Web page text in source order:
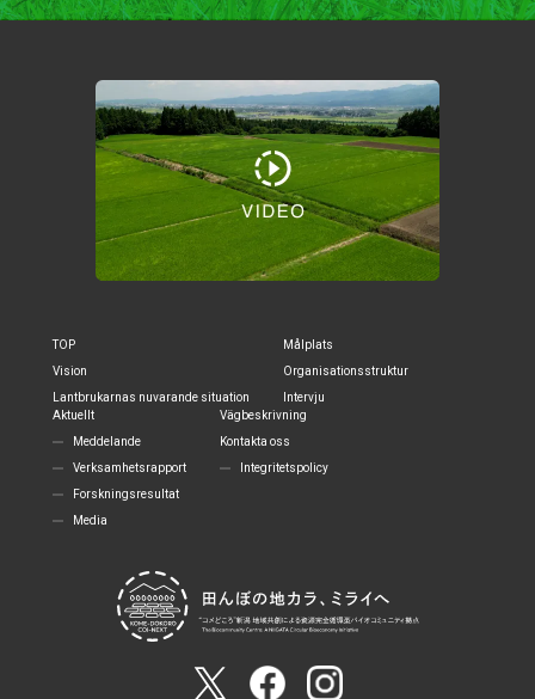
TOP
Vision
Lantbrukarnas nuvarande situation
Målplats
Organisationsstruktur
Intervju
Aktuellt
Meddelande
Verksamhetsrapport
Forskningsresultat
Media
Vägbeskrivning
Kontakta oss
Integritetspolicy